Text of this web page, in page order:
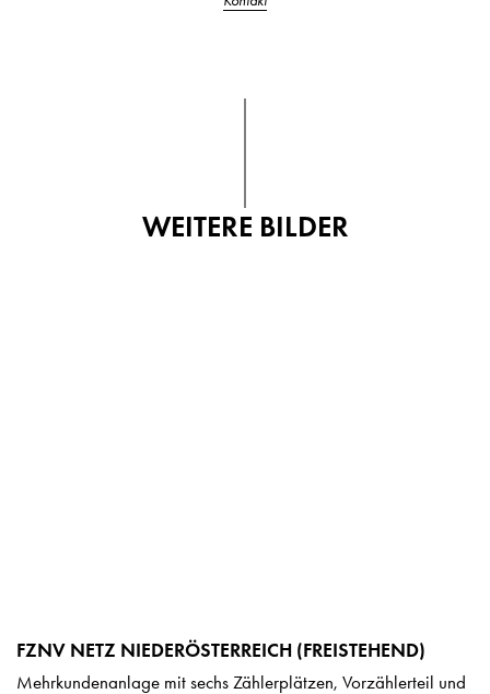
WEITERE BILDER
FZNV NETZ NIEDERÖSTERREICH (FREISTEHEND)
Mehrkundenanlage mit sechs Zählerplätzen, Vorzählerteil und